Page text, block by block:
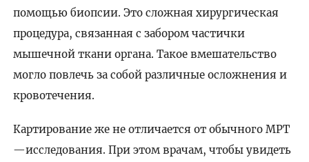
помощью биопсии. Это сложная хирургическая
процедура, связанная с забором частички
мышечной ткани органа. Такое вмешательство
могло повлечь за собой различные осложнения и
кровотечения.
Картирование же не отличается от обычного МРТ
—исследования. При этом врачам, чтобы увидеть